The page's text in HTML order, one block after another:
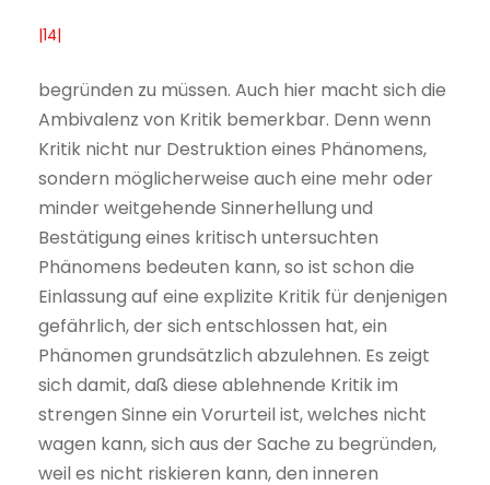
|14|
begründen zu müssen. Auch hier macht sich die
Ambivalenz von Kritik bemerkbar. Denn wenn
Kritik nicht nur Destruktion eines Phänomens,
sondern möglicherweise auch eine mehr oder
minder weitgehende Sinnerhellung und
Bestätigung eines kritisch untersuchten
Phänomens bedeuten kann, so ist schon die
Einlassung auf eine explizite Kritik für denjenigen
gefährlich, der sich entschlossen hat, ein
Phänomen grundsätzlich abzulehnen. Es zeigt
sich damit, daß diese ablehnende Kritik im
strengen Sinne ein Vorurteil ist, welches nicht
wagen kann, sich aus der Sache zu begründen,
weil es nicht riskieren kann, den inneren